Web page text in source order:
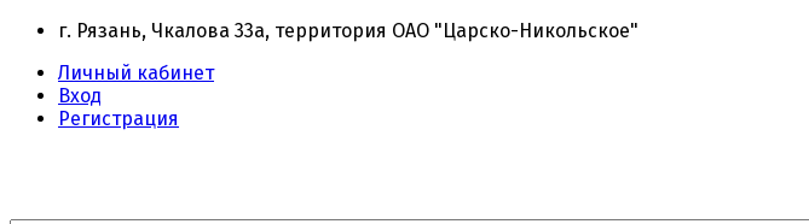
г. Рязань, Чкалова 33а, территория ОАО "Царско-Никольское"
Личный кабинет
Вход
Регистрация